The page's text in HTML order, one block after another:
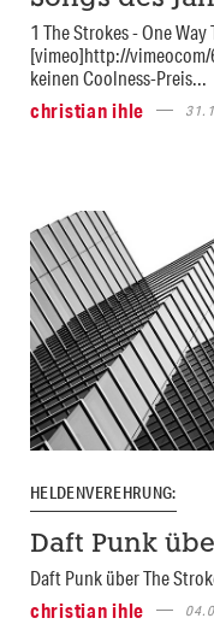
1 The Strokes - One Way
[vimeo]http://
keinen Coolness-Preis...
christian ihle
HELDENVEREHRUNG:
Daft Punk
Daft Punk über The
christian ihle